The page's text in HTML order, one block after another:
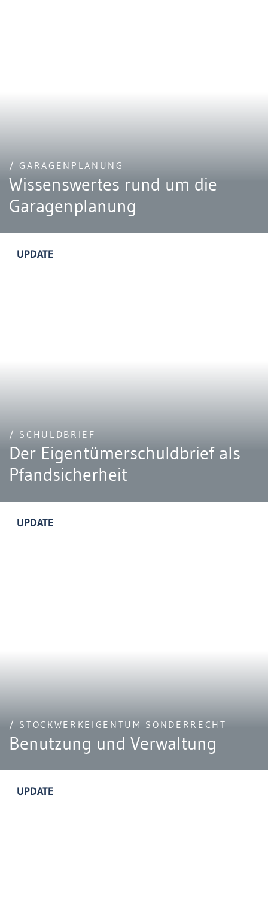
/ GARAGENPLANUNG
Wissenswertes rund um die
Garagenplanung
UPDATE
/ SCHULDBRIEF
Der Eigentümerschuldbrief als
Pfandsicherheit
UPDATE
/ STOCKWERKEIGENTUM SONDERRECHT
Benutzung und Verwaltung
UPDATE